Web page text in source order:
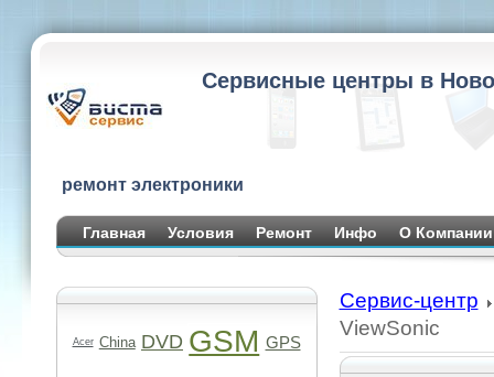
Сервисные центры в
ремонт электроники
Главная Условия Ремонт Инфо О Компании
Acer China DVD GSM GPS
Сервис-центр
ViewSonic